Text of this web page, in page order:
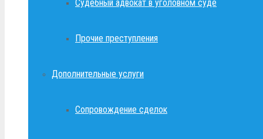
Судебный адвокат в уголовном суде
Прочие преступления
Дополнительные услуги
Сопровождение сделок